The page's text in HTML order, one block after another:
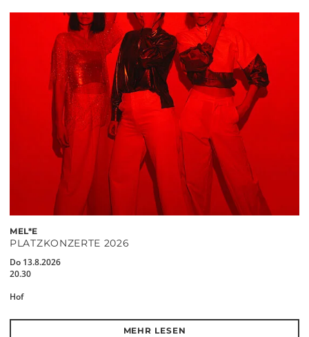
MEL*E
PLATZKONZERTE 2026
Do 13.8.2026
20.30
Hof
MEHR LESEN